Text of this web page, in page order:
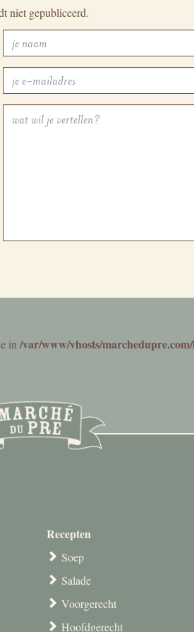
niet gepubliceerd.
in /var/www/vhosts/
Recepten
Soep
Salade
Voorgerecht
Hoofdgerecht